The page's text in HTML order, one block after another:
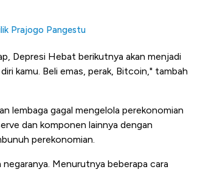
Prajogo Pangestu
Depresi Hebat berikutnya akan menjadi
kamu. Beli emas, perak, Bitcoin," tambah
lembaga gagal mengelola perekonomian
dan komponen lainnya dengan
perekonomian.
Menurutnya beberapa cara
Tembaga Terbang ke Zona Berbahaya